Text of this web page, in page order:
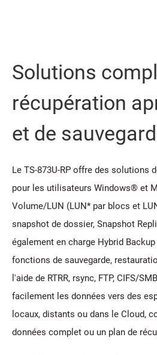
Solutions
récupération
et de
Le TS-873U-RP offre des solutions
pour les utilisateurs Windows® et
Volume/LUN (LUN* par blocs et
snapshot de dossier, Snapshot
également en charge Hybrid
fonctions de sauvegarde,
l'aide de RTRR, rsync, FTP, CIFS/
facilement les données vers des
locaux, distants ou dans le Cloud,
données complet ou un plan de